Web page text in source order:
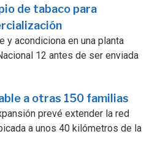
de tabaco para
y acondiciona en una planta
12 antes de ser enviada
a otras 150 familias
prevé extender la red
a unos 40 kilómetros de la